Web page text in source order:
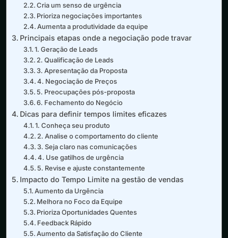
Cria um senso de urgência
Prioriza negociações importantes
Aumenta a produtividade da equipe
Principais etapas onde a negociação pode travar
1. Geração de Leads
2. Qualificação de Leads
3. Apresentação da Proposta
4. Negociação de Preços
5. Preocupações pós-proposta
6. Fechamento do Negócio
Dicas para definir tempos limites eficazes
1. Conheça seu produto
2. Analise o comportamento do cliente
3. Seja claro nas comunicações
4. Use gatilhos de urgência
5. Revise e ajuste constantemente
Impacto do Tempo Limite na gestão de vendas
Aumento da Urgência
Melhora no Foco da Equipe
Prioriza Oportunidades Quentes
Feedback Rápido
Aumento da Satisfação do Cliente